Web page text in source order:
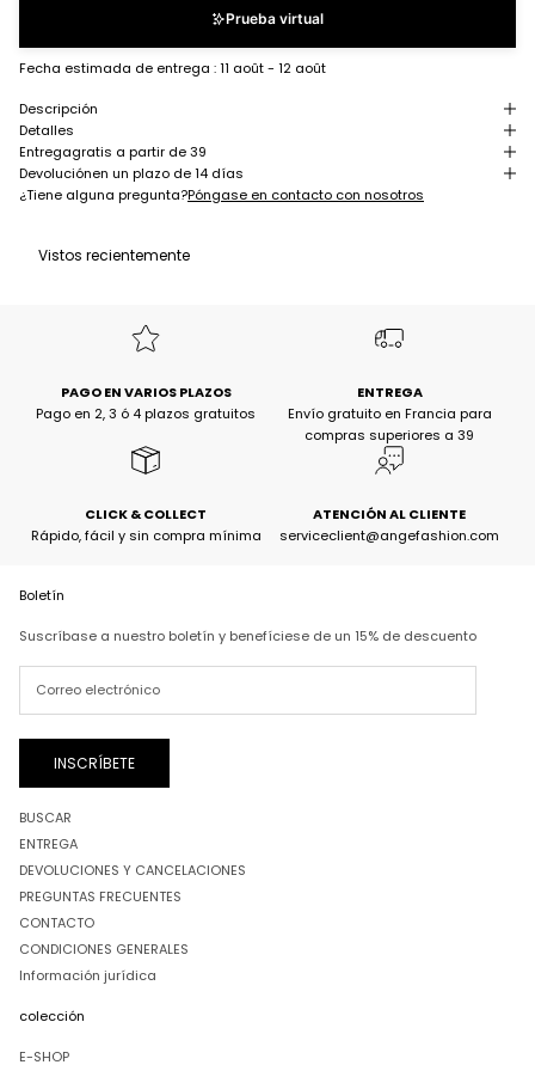
Prueba virtual
Fecha estimada de entrega :11 août - 12 août
Descripción
Detalles
Entregagratis a partir de 39
Devoluciónen un plazo de 14 días
¿Tiene alguna pregunta?Póngase en contacto con nosotros
Vistos recientemente
PAGO EN VARIOS PLAZOS
Pago en 2, 3 ó 4 plazos gratuitos
ENTREGA
Envío gratuito en Francia para
compras superiores a 39
CLICK & COLLECT
Rápido, fácil y sin compra mínima
ATENCIÓN AL CLIENTE
serviceclient@angefashion.com
Boletín
Suscríbase a nuestro boletín y benefíciese de un 15% de descuento
INSCRÍBETE
BUSCAR
ENTREGA
DEVOLUCIONES Y CANCELACIONES
PREGUNTAS FRECUENTES
CONTACTO
CONDICIONES GENERALES
Información jurídica
colección
E-SHOP